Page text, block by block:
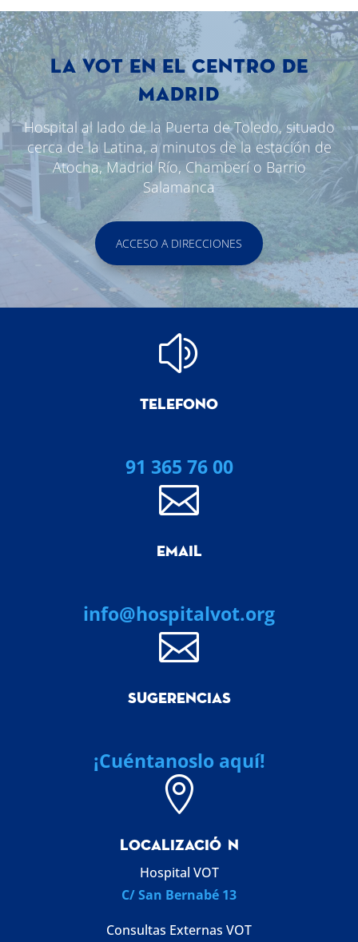
r
t
r
o
o
k
e
r
A
p
p
d
I
n
r
a
m
n
LA VOT EN EL CENTRO DE
MADRID
Hospital al lado de la Puerta de Toledo, situado
cerca de la Latina, a minutos de la estación de
Atocha, Madrid Río, Chamberí o Barrio
Salamanca
ACCESO A DIRECCIONES
z
TELEFONO
91 365 76 00

EMAIL
info@hospitalvot.org

SUGERENCIAS
¡Cuéntanoslo aquí!

LOCALIZACIÓ N
Hospital VOT
C/ San Bernabé 13
Consultas Externas VOT